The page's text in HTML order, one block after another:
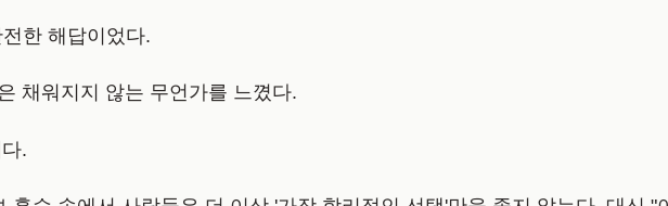
한 해답이었다.
채워지지 않는 무언가를 느꼈다.
다.